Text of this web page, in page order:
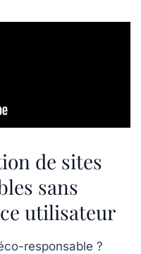
de sites
sans
utilisateur
responsable ?